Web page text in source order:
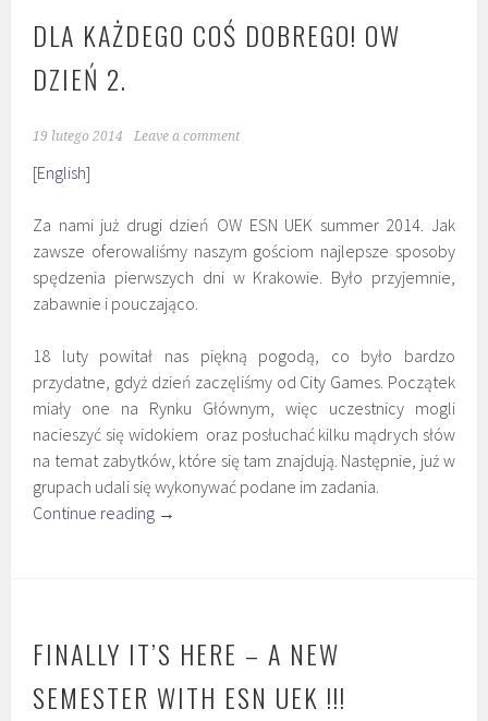
DLA KAŻDEGO COŚ DOBREGO! OW
DZIEŃ 2.
19 lutego 2014 Leave a comment
[English]
Za nami już drugi dzień OW ESN UEK summer 2014. Jak
zawsze oferowaliśmy naszym gościom najlepsze sposoby
spędzenia pierwszych dni w Krakowie. Było przyjemnie,
zabawnie i pouczająco.
18 luty powitał nas piękną pogodą, co było bardzo
przydatne, gdyż dzień zaczęliśmy od City Games. Początek
miały one na Rynku Głównym, więc uczestnicy mogli
nacieszyć się widokiem oraz posłuchać kilku mądrych słów
na temat zabytków, które się tam znajdują. Następnie, już w
grupach udali się wykonywać podane im zadania.
Continue reading →
FINALLY IT’S HERE – A NEW
SEMESTER WITH ESN UEK !!!